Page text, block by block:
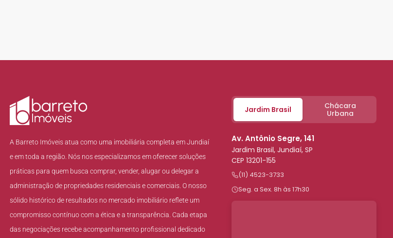
A Barreto Imóveis atua como uma imobiliária completa em Jundiaí
e em toda a região. Nós nos especializamos em oferecer soluções
práticas para quem busca comprar, vender, alugar ou delegar a
administração de propriedades residenciais e comerciais. O nosso
sólido histórico de resultados no mercado imobiliário reflete um
compromisso contínuo com a ética e a transparência. Cada etapa
das negociações recebe acompanhamento profissional dedicado
Jardim Brasil
Chácara
Urbana
Av. Antônio Segre, 141
Jardim Brasil, Jundiaí, SP
CEP 13201-155
(11) 4523-3733
Seg. a Sex. 8h às 17h30